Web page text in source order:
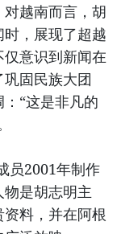
越南而言，胡
，展现了超越
意识到新闻在
固民族大团
“这是非凡的
员2001年制作
是胡志明主
料，并在阿根